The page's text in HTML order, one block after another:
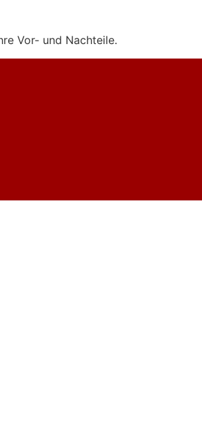
Vor- und Nachteile.